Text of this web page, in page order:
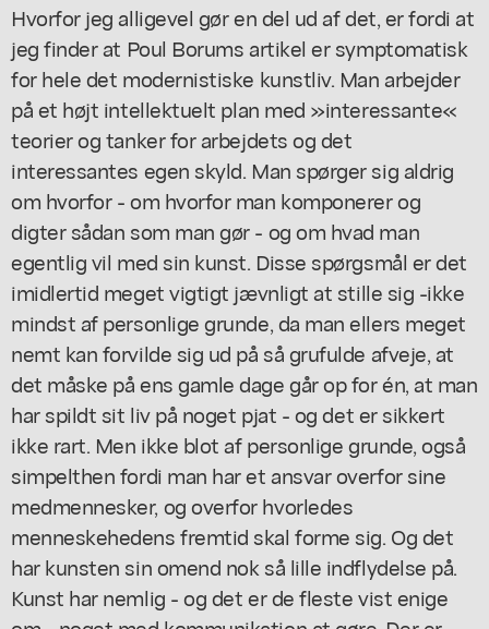
Hvorfor jeg alligevel gør en del ud af det, er fordi at
jeg finder at Poul Borums artikel er symptomatisk
for hele det modernistiske kunstliv. Man arbejder
på et højt intellektuelt plan med »interessante«
teorier og tanker for arbejdets og det
interessantes egen skyld. Man spørger sig aldrig
om hvorfor - om hvorfor man komponerer og
digter sådan som man gør - og om hvad man
egentlig vil med sin kunst. Disse spørgsmål er det
imidlertid meget vigtigt jævnligt at stille sig -ikke
mindst af personlige grunde, da man ellers meget
nemt kan forvilde sig ud på så grufulde afveje, at
det måske på ens gamle dage går op for én, at man
har spildt sit liv på noget pjat - og det er sikkert
ikke rart. Men ikke blot af personlige grunde, også
simpelthen fordi man har et ansvar overfor sine
medmennesker, og overfor hvorledes
menneskehedens fremtid skal forme sig. Og det
har kunsten sin omend nok så lille indflydelse på.
Kunst har nemlig - og det er de fleste vist enige